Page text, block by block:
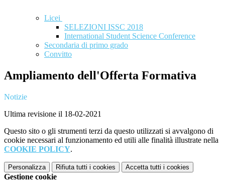
Licei
SELEZIONI ISSC 2018
International Student Science Conference
Secondaria di primo grado
Convitto
Ampliamento dell'Offerta Formativa
Notizie
Ultima revisione il 18-02-2021
Questo sito o gli strumenti terzi da questo utilizzati si avvalgono di
cookie necessari al funzionamento ed utili alle finalità illustrate nella
COOKIE POLICY.
Personalizza Rifiuta tutti i cookies Accetta tutti i cookies
Gestione cookie